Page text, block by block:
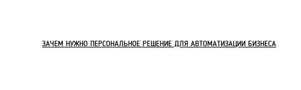
ЗАЧЕМ НУЖНО ПЕРСОНАЛЬНОЕ РЕШЕНИЕ ДЛЯ АВТОМАТИЗАЦИИ БИЗНЕСА